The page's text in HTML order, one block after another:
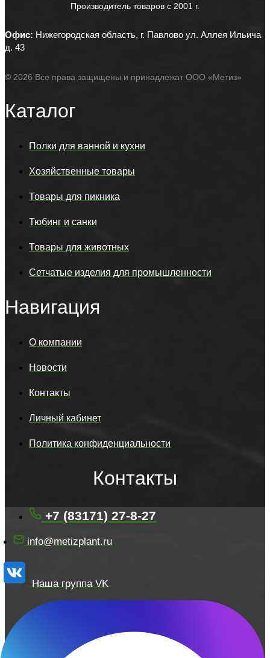
Производитель товаров c 2001 г.
Офис: Нижегородская область, г. Павлово ул. Аллея Ильича
д. 43
© 2026 Все права защищены и принадлежат ООО «Метиз»
Каталог
Полки для ванной и кухни
Хозяйственные товары
Товары для пикника
Тюбинг и санки
Товары для животных
Сетчатые изделия для промышленности
Навигация
О компании
Новости
Контакты
Личный кабинет
Политика конфиденциальности
Контакты
+7 (83171) 27-8-27
info@metizplant.ru
Наша группа VK